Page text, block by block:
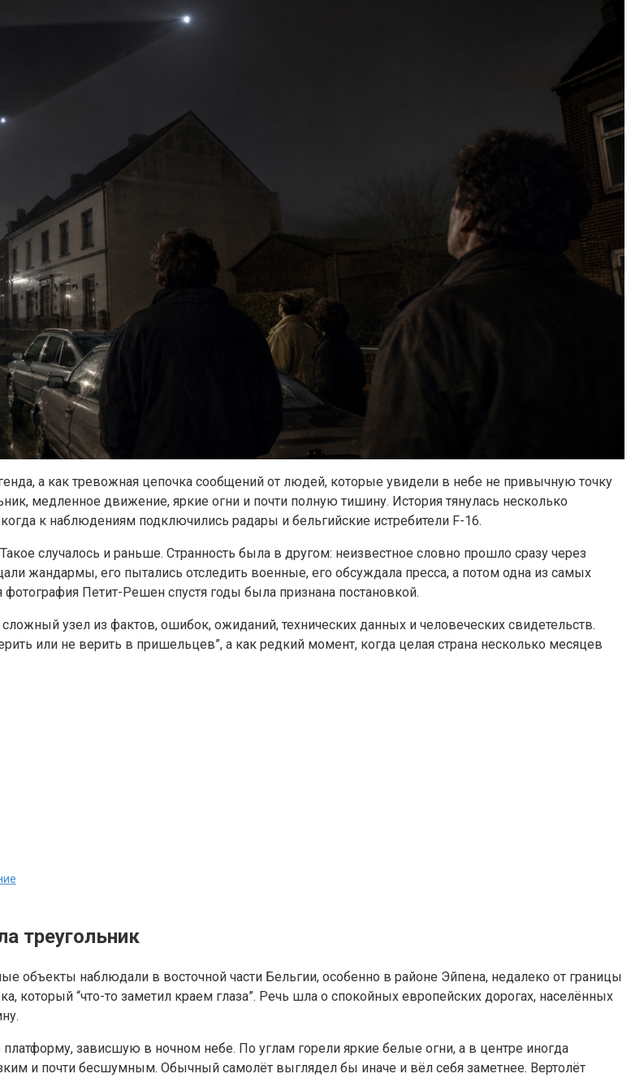
а как тревожная цепочка сообщений от людей, которые увидели в небе не привычную точку
медленное движение, яркие огни и почти полную тишину. История тянулась несколько
к наблюдениям подключились радары и бельгийские истребители F-16.
случалось и раньше. Странность была в другом: неизвестное словно прошло сразу через
жандармы, его пытались отследить военные, его обсуждала пресса, а потом одна из самых
Петит-Решен спустя годы была признана постановкой.
узел из фактов, ошибок, ожиданий, технических данных и человеческих свидетельств.
или не верить в пришельцев”, а как редкий момент, когда целая страна несколько месяцев
треугольник
объекты наблюдали в восточной части Бельгии, особенно в районе Эйпена, недалеко от границы
который “что-то заметил краем глаза”. Речь шла о спокойных европейских дорогах, населённых
зависшую в ночном небе. По углам горели яркие белые огни, а в центре иногда
и почти бесшумным. Обычный самолёт выглядел бы иначе и вёл себя заметнее. Вертолёт